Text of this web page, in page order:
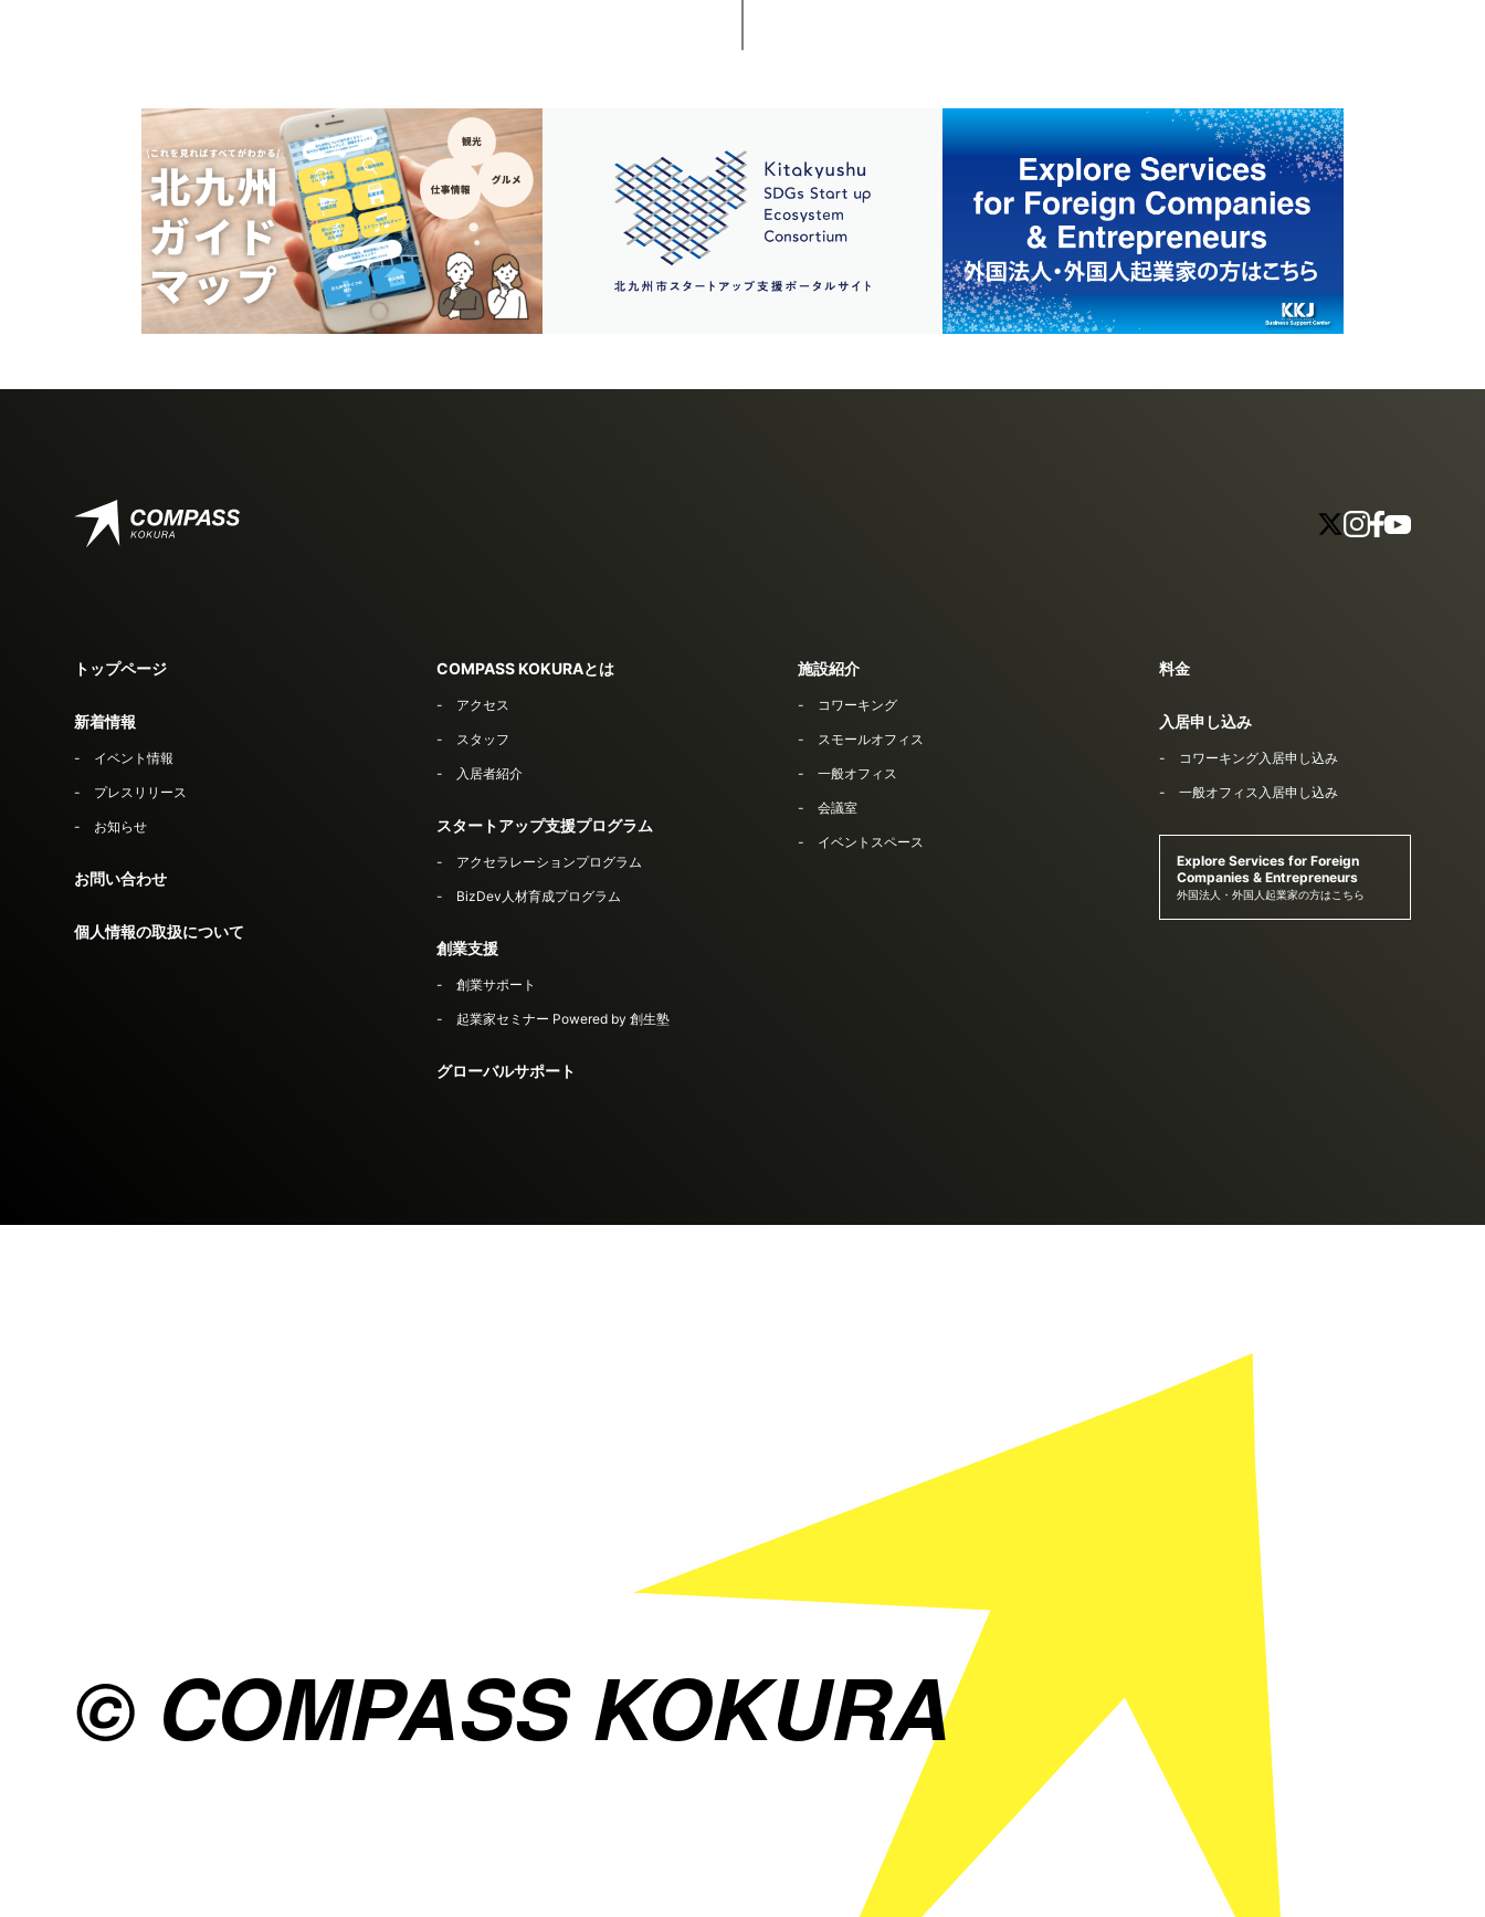
トップページ
新着情報
イベント情報
プレスリリース
お知らせ
お問い合わせ
個人情報の取扱について
COMPASS KOKURAとは
アクセス
スタッフ
入居者紹介
スタートアップ支援プログラム
アクセラレーションプログラム
BizDev人材育成プログラム
創業支援
創業サポート
起業家セミナー Powered by 創生塾
グローバルサポート
施設紹介
コワーキング
スモールオフィス
一般オフィス
会議室
イベントスペース
料金
入居申し込み
コワーキング入居申し込み
一般オフィス入居申し込み
Explore Services for Foreign
Companies & Entrepreneurs
外国法人・外国人起業家の方はこちら
© COMPASS KOKURA